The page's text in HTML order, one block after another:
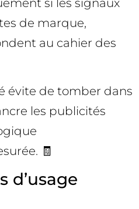
de marque,
au cahier des
évite de tomber dans
les publicités
🧾
d’usage